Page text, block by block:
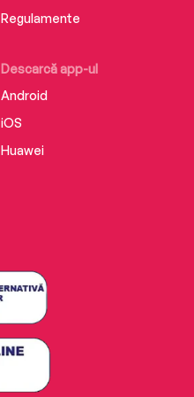
Descarcă app-ul
Android
iOS
Huawei
Regulamente